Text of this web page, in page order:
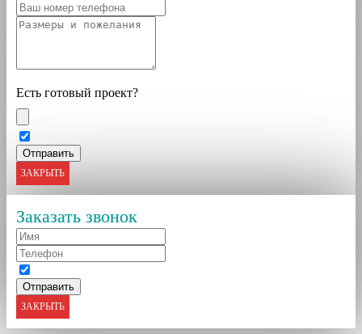
Есть готовый проект?
ЗАКРЫТЬ
Заказать звонок
ЗАКРЫТЬ